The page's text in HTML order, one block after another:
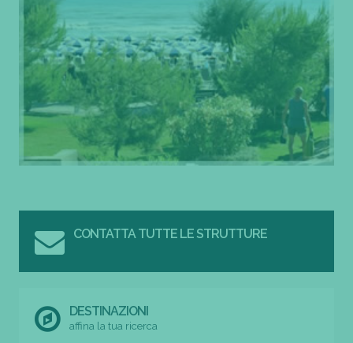
CONTATTA TUTTE LE STRUTTURE
DESTINAZIONI
affina la tua ricerca